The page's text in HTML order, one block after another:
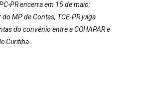
PR encerra em 15 de maio;
MP de Contas, TCE-PR julga
do convênio entre a COHAPAR e
Curitiba.